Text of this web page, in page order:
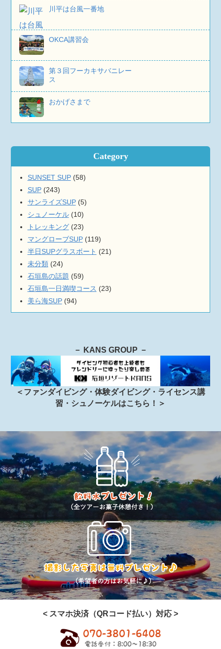
川平は台風一番地
OKCA講習会
第３回フーカキサバニレー
ス
おかげさまで
Category
SUNSET SUP(58)
SUP(243)
サンライズSUP(5)
シュノーケル(10)
トレッキング(23)
マングローブSUP(119)
半日SUPグラスボート (21)
未分類(24)
石垣島の話題 (59)
石垣島一日満喫コース (23)
美ら海SUP(94)
－ KANS GROUP －
＜ファンダイビング・体験ダイビング・ライセンス講
習・シュノーケルはこちら！＞
< スマホ決済（QRコード払い）対応 >